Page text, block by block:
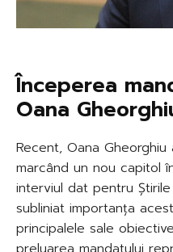
Începerea
Oana
Recent, Oana
marcând un nou capitol
interviul dat pentru
subliniat importanța
principalele sale